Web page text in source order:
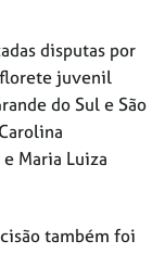
disputas por
florete juvenil
do Sul e São
Maria Luiza
também foi